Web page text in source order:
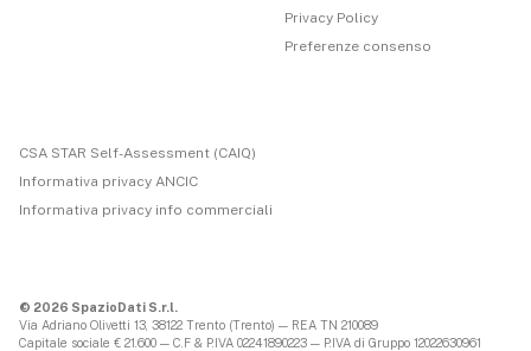
Privacy Policy
Preferenze consenso
CSA STAR Self-Assessment (CAIQ)
Informativa privacy ANCIC
Informativa privacy info commerciali
© 2026 SpazioDati S.r.l.
Via Adriano Olivetti 13, 38122 Trento (Trento) — REA TN 210089
Capitale sociale € 21.600 — C.F & P.IVA 02241890223 — P.IVA di Gruppo 12022630961